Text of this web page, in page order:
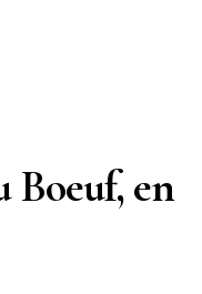
Boeuf, en